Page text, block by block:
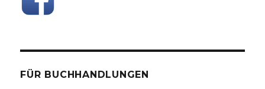
FÜR BUCHHANDLUNGEN